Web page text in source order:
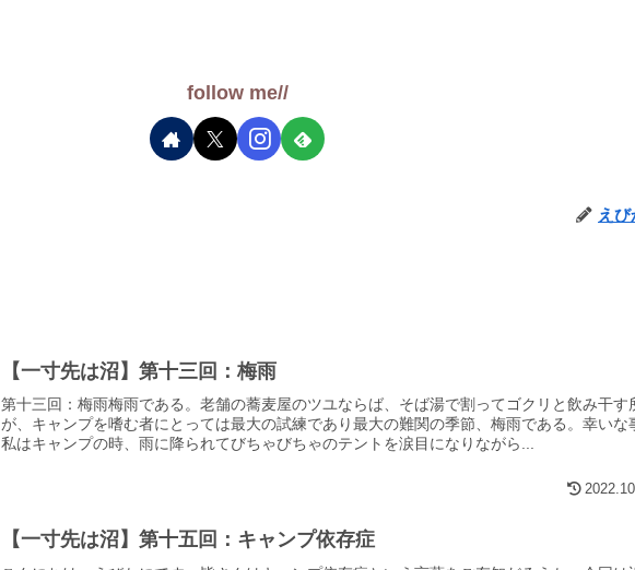
follow me//
えび
【一寸先は沼】第十三回：梅雨
第十三回：梅雨梅雨である。老舗の蕎麦屋のツユならば、そば湯で割ってゴクリと飲み干す
が、キャンプを嗜む者にとっては最大の試練であり最大の難関の季節、梅雨である。幸いな
私はキャンプの時、雨に降られてびちゃびちゃのテントを涙目になりながら...
【一寸先は沼】第十五回：キャンプ依存症